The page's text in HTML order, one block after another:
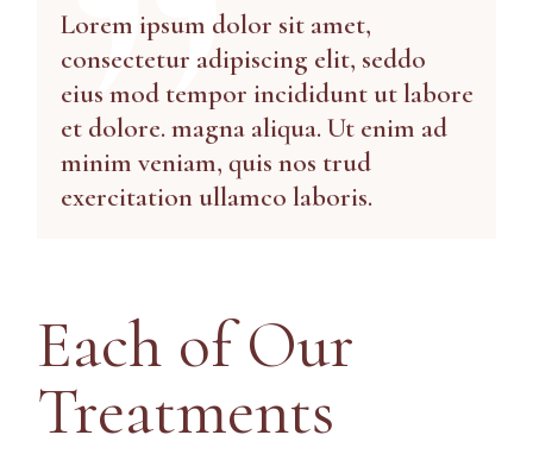
Lorem ipsum dolor sit amet,
consectetur adipiscing elit, seddo
eius mod tempor incididunt ut labore
et dolore. magna aliqua. Ut enim ad
minim veniam, quis nos trud
exercitation ullamco laboris.
Each of Our
Treatments